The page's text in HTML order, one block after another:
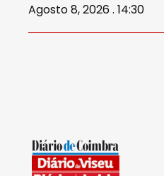
Agosto 8, 2026 . 14:30